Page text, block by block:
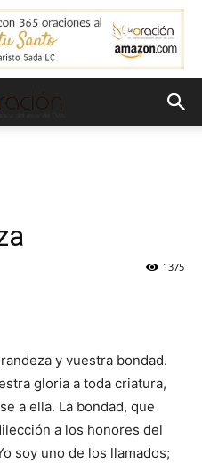
1375
y vuestra bondad.
gloria a toda criatura,
a ella. La bondad, que
a los honores del
soy uno de los llamados;